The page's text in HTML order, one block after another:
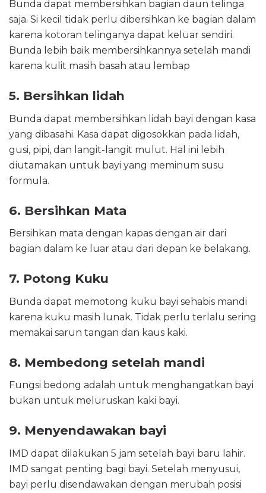
Bunda dapat membersihkan bagian daun telinga
saja. Si kecil tidak perlu dibersihkan ke bagian dalam
karena kotoran telinganya dapat keluar sendiri.
Bunda lebih baik membersihkannya setelah mandi
karena kulit masih basah atau lembap
5. Bersihkan lidah
Bunda dapat membersihkan lidah bayi dengan kasa
yang dibasahi. Kasa dapat digosokkan pada lidah,
gusi, pipi, dan langit-langit mulut. Hal ini lebih
diutamakan untuk bayi yang meminum susu
formula.
6. Bersihkan Mata
Bersihkan mata dengan kapas dengan air dari
bagian dalam ke luar atau dari depan ke belakang.
7. Potong Kuku
Bunda dapat memotong kuku bayi sehabis mandi
karena kuku masih lunak. Tidak perlu terlalu sering
memakai sarun tangan dan kaus kaki.
8. Membedong setelah mandi
Fungsi bedong adalah untuk menghangatkan bayi
bukan untuk meluruskan kaki bayi.
9. Menyendawakan bayi
IMD dapat dilakukan 5 jam setelah bayi baru lahir.
IMD sangat penting bagi bayi. Setelah menyusui,
bayi perlu disendawakan dengan merubah posisi